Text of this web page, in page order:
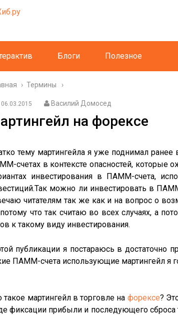
Блоги Полезное
› Термины
06.03.2015 Василий Домосед
на форексе
тему мартингейла я уже поднимал ранее
счетах в контексте опасностей, которые
инвестирования в ПАММ-счета,
можно ли инвестировать в
читателям так же как и на вопрос о
что так считаю во всех случаях, а
к такому виду инвестирования.
публикации я постараюсь в достаточно
ПАММ-счета использующие мартингейл я
такое мартингейл в торговле на форексе?
фиксации прибыли и последующего